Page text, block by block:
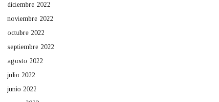
diciembre 2022
noviembre 2022
octubre 2022
septiembre 2022
agosto 2022
julio 2022
junio 2022